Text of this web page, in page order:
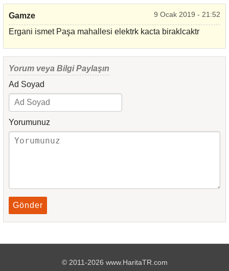
Gamze 9 Ocak 2019 - 21:52
Ergani ismet Paşa mahallesi elektrk kacta biraklcaktr
Yorum veya Bilgi Paylaşın
Ad Soyad
Yorumunuz
Gönder
© 2011-2026 www.HaritaTR.com